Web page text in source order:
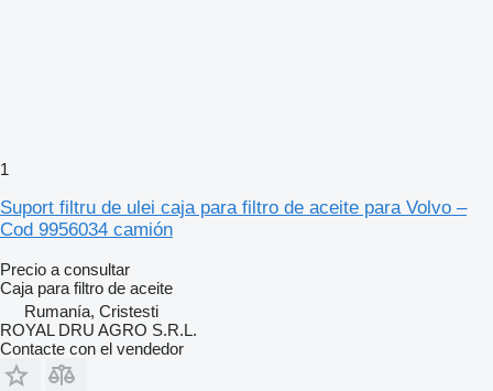
1
Suport filtru de ulei caja para filtro de aceite para Volvo –
Cod 9956034 camión
Precio a consultar
Caja para filtro de aceite
Rumanía, Cristesti
ROYAL DRU AGRO S.R.L.
Contacte con el vendedor